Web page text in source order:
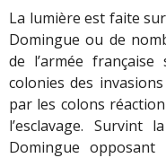
La lumière est faite
Domingue ou de
de l’armée
colonies des
par les colons
l’esclavage.
Domingue